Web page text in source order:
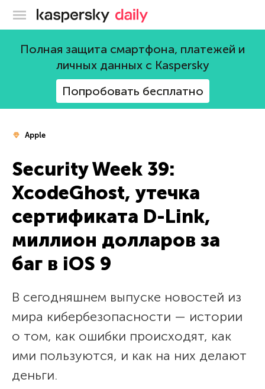
Блог Касперского
Полная защита смартфона, платежей и
личных данных с Kaspersky
Попробовать бесплатно
Apple
Security Week 39:
XcodeGhost, утечка
сертификата D-Link,
миллион долларов за
баг в iOS 9
В сегодняшнем выпуске новостей из
мира кибербезопасности — истории
о том, как ошибки происходят, как
ими пользуются, и как на них делают
деньги.